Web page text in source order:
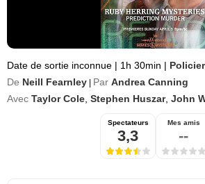
Date de sortie inconnue | 1h 30min | Policier
De Neill Fearnley Par Andrea Canning
Avec Taylor Cole Stephen Huszar, John
Spectateurs
3,3
Mes amis
--